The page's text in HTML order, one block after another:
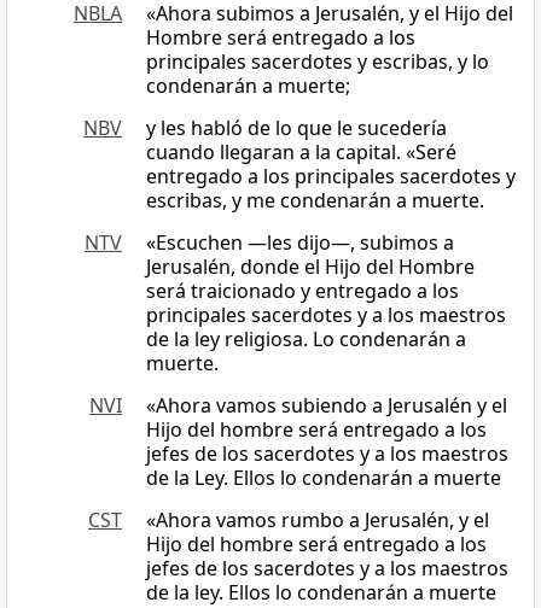
NBLA
«Ahora subimos a Jerusalén, y el Hijo del
Hombre será entregado a los
principales sacerdotes y escribas, y lo
condenarán a muerte;
NBV
y les habló de lo que le sucedería
cuando llegaran a la capital. «Seré
entregado a los principales sacerdotes y
escribas, y me condenarán a muerte.
NTV
«Escuchen —les dijo—, subimos a
Jerusalén, donde el Hijo del Hombre
será traicionado y entregado a los
principales sacerdotes y a los maestros
de la ley religiosa. Lo condenarán a
muerte.
NVI
«Ahora vamos subiendo a Jerusalén y el
Hijo del hombre será entregado a los
jefes de los sacerdotes y a los maestros
de la Ley. Ellos lo condenarán a muerte
CST
«Ahora vamos rumbo a Jerusalén, y el
Hijo del hombre será entregado a los
jefes de los sacerdotes y a los maestros
de la ley. Ellos lo condenarán a muerte